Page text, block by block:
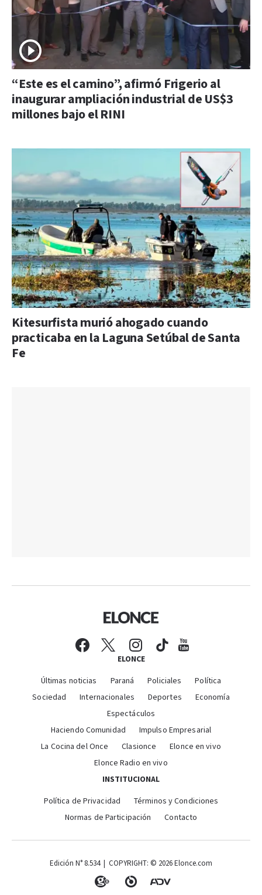
“Este es el camino”, afirmó Frigerio al
inaugurar ampliación industrial de US$3
millones bajo el RINI
Kitesurfista murió ahogado cuando
practicaba en la Laguna Setúbal de Santa
Fe
ELONCE
Últimas noticias Paraná Policiales
Política
Sociedad
Internacionales Deportes
Economía
Espectáculos
Haciendo Comunidad
Impulso Empresarial
La Cocina del Once
Clasionce
Elonce en vivo
Elonce Radio en vivo
INSTITUCIONAL
Política de Privacidad
Términos y Condiciones
Normas de Participación
Contacto
Edición N° 8.534 | COPYRIGHT: © 2026 Elonce.com